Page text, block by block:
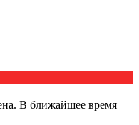
В ближайшее время